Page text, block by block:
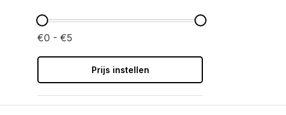
€0 - €5
Prijs instellen